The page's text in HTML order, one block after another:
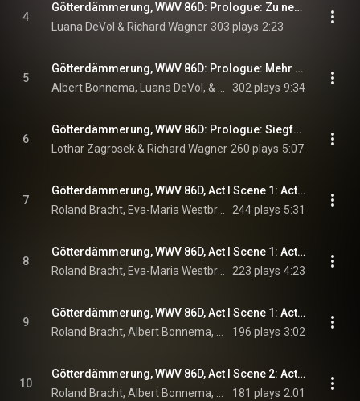
4
Götterdämmerung, WWV 86D: Prologue: Zu neuen Taten, teurer Helde (Brunnhilde)
Luana DeVol & Richard Wagner 303 plays 2:23
5
Götterdämmerung, WWV 86D: Prologue: Mehr gabst du, Wunderfrau (Siegfried, Brunnhilde)
302 plays 9:34
6
Götterdämmerung, WWV 86D: Prologue: Siegfrieds Rheinfahrt (Siegfried's Rhine Journey)
Lothar Zagrosek & Richard Wagner 260 plays 5:07
7
Götterdämmerung, WWV 86D, Act I Scene 1: Act I Scene 1: Nun hor', Hagen, sage mir, Held (Gunther, Hagen, Gutrune)
244 plays 5:31
8
Götterdämmerung, WWV 86D, Act I Scene 1: Act I Scene 1: Wie weckst du Zweifel und Zwist! (Gunther, Hagen, Gutrune)
223 plays 4:23
9
Götterdämmerung, WWV 86D, Act I Scene 1: Act I Scene 1: Vom Rhein ertont das Horn (Gunther, Hagen, Siegfried)
196 plays 3:02
10
Götterdämmerung, WWV 86D, Act I Scene 2: Act I Scene 2: Wer ist Gibichs Sohn? (Siegfried, Gunther, Hagen)
181 plays 2:01